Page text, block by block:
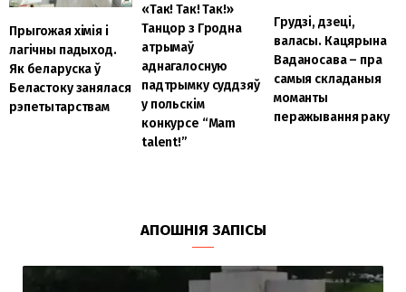
Прыгожая хімія і
лагічны падыход.
Як беларуска ў
Беластоку занялася
рэпетытарствам
«Так! Так! Так!»
Танцор з Гродна
атрымаў
аднагалосную
падтрымку суддзяў
у польскім
конкурсе “Mam
talent!”
Грудзі, дзеці,
валасы. Кацярына
Ваданосава – пра
самыя складаныя
моманты
перажывання раку
АПОШНІЯ ЗАПІСЫ